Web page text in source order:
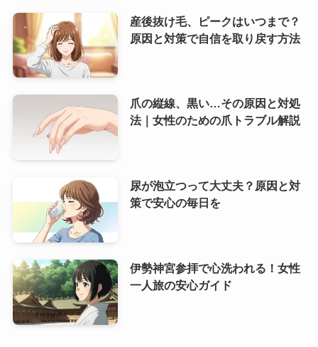
産後抜け毛、ピークはいつまで？
原因と対策で自信を取り戻す方法
爪の縦線、黒い…その原因と対処
法｜女性のための爪トラブル解説
尿が泡立つって大丈夫？原因と対
策で安心の毎日を
伊勢神宮参拝で心洗われる！女性
一人旅の安心ガイド